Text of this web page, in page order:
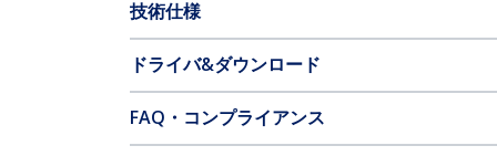
技術仕様
ドライバ&ダウンロード
FAQ・コンプライアンス